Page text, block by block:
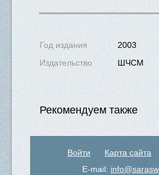
Год издания
2003
Издательство
ШЧСМ
Рекомендуем также
Войти Карта сайта
E-mail: